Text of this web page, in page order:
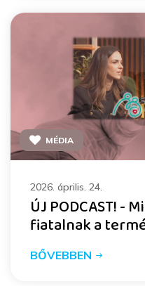
MÉDIA
2026. április. 24.
ÚJ PODCAST! -
fiatalnak a
BŐVEBBEN